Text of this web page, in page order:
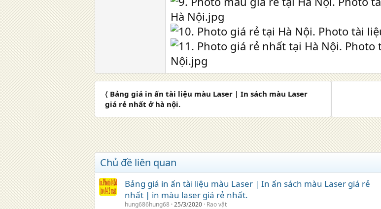
〈 Bảng giá in ấn tài liệu màu Laser | In sách màu Laser
giá rẻ nhất ở hà nội.
Chủ đề liên quan
Bảng giá in ấn tài liệu màu Laser | In ấn sách màu Laser giá rẻ
nhất | in màu laser giá rẻ nhất.
hung686hung68 25/3/2020 Rao vặt